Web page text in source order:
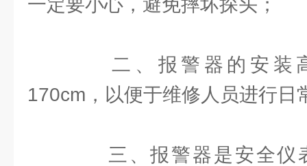
一定要小心，避免摔坏探头；
二、报警器的安装
170cm，以便于维修人员进行日
三、报警器是安全仪